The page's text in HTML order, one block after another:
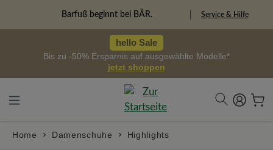
Freiheitspioniere Service & Hilfe
hello Sale
Bis zu -50% Ersparnis auf ausgewählte Modelle*
jetzt shoppen
Home Damenschuhe Highlights